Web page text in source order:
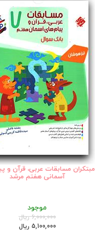
مبتکران مسابقات عربی، قرآن و
آسمانی هفتم مرشد
موجود
6,000,000 ریال
5,100,000 ریال